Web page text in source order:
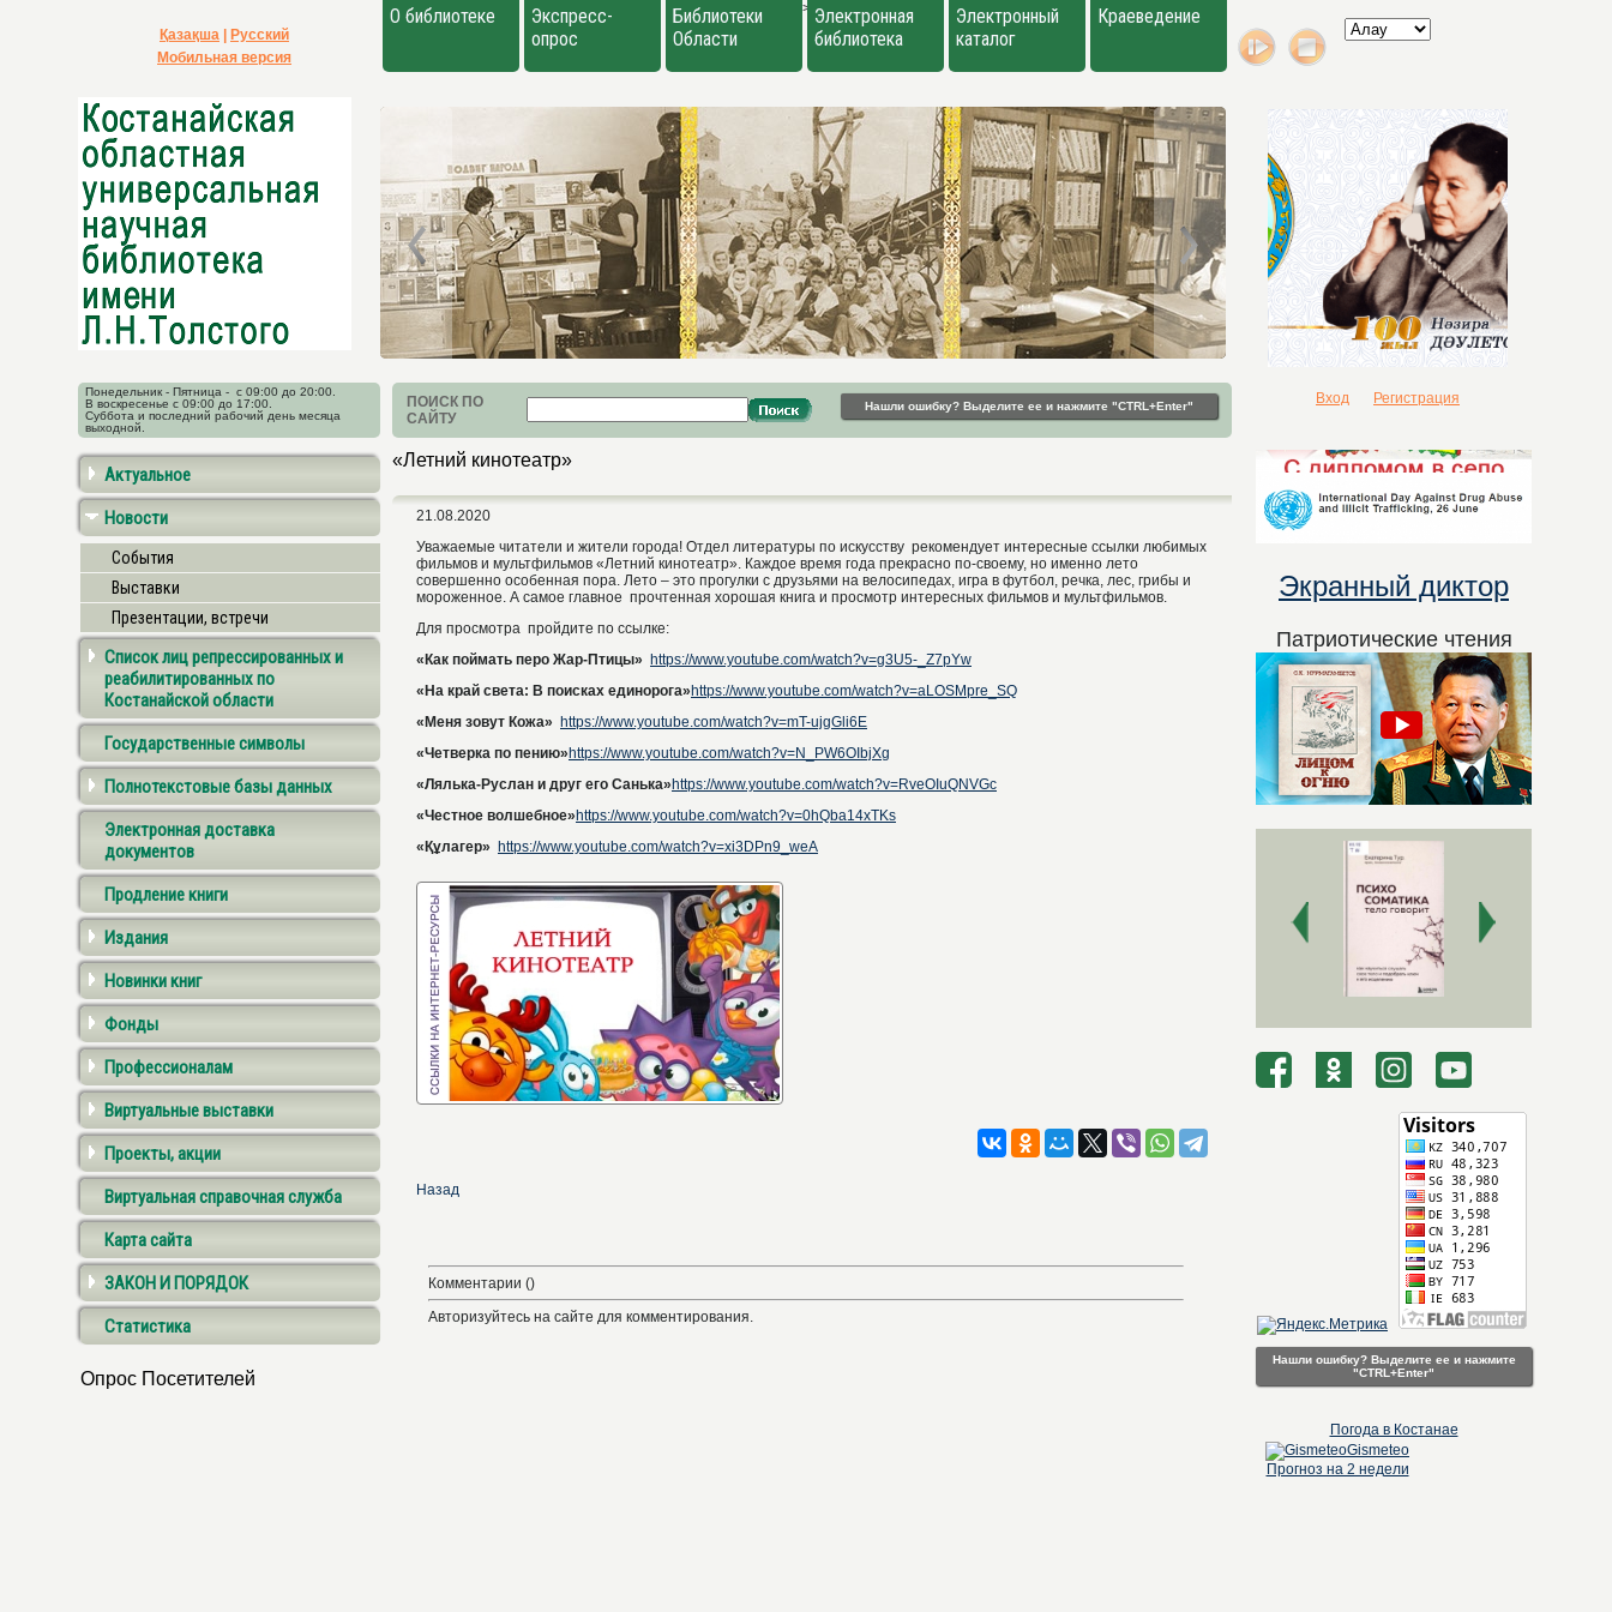
>
Қазақша
Русский
Мобильная версия
О библиотеке
Экспресс-
опрос
Библиотеки
Области
Электронная
библиотека
Электронный
каталог
Краеведение
Понедельник - Пятница - с 09:00 до 20:00.
В воскресенье с 09:00 до 17:00.
Суббота и последний рабочий день месяца
выходной.
ПОИСК ПО
САЙТУ
Нашли ошибку? Выделите ее и нажмите "CTRL+Enter" Вход Регистрация
Актуальное
Новости
События
Выставки
Презентации, встречи
Список лиц репрессированных и
реабилитированных по
Костанайской области
Государственные символы
Полнотекстовые базы данных
Электронная доставка
документов
Продление книги
Издания
Новинки книг
Фонды
Профессионалам
Виртуальные выставки
Проекты, акции
Виртуальная справочная служба
Карта сайта
ЗАКОН И ПОРЯДОК
Статистика
Опрос Посетителей
«Летний кинотеатр»
21.08.2020
Уважаемые читатели и жители города! Отдел литературы по искусству рекомендует интересные ссылки любимых
фильмов и мультфильмов «Летний кинотеатр». Каждое время года прекрасно по-своему, но именно лето
совершенно особенная пора. Лето – это прогулки с друзьями на велосипедах, игра в футбол, речка, лес, грибы и
мороженное. А самое главное прочтенная хорошая книга и просмотр интересных фильмов и мультфильмов.
Для просмотра пройдите по ссылке:
«Как поймать перо Жар-Птицы»
https://www.youtube.com/watch?v=g3U5-_Z7pYw
«На край света: В поисках единорога» https://www.youtube.com/watch?v=aLOSMpre_SQ
«Меня зовут Кожа»
https://www.youtube.com/watch?v=mT-ujgGli6E
«Четверка по пению» https://www.youtube.com/watch?v=N_PW6OIbjXg
«Лялька-Руслан и друг его Санька» https://www.youtube.com/watch?v=RveOIuQNVGc
«Честное волшебное» https://www.youtube.com/watch?v=0hQba14xTKs
«Құлагер»
https://www.youtube.com/watch?v=xi3DPn9_weA
Назад
Комментарии ()
Авторизуйтесь на сайте для комментирования.
Экранный диктор
Патриотические чтения
Нашли ошибку? Выделите ее и нажмите
"CTRL+Enter"
Погода в Костанае
Gismeteo
Прогноз на 2 недели